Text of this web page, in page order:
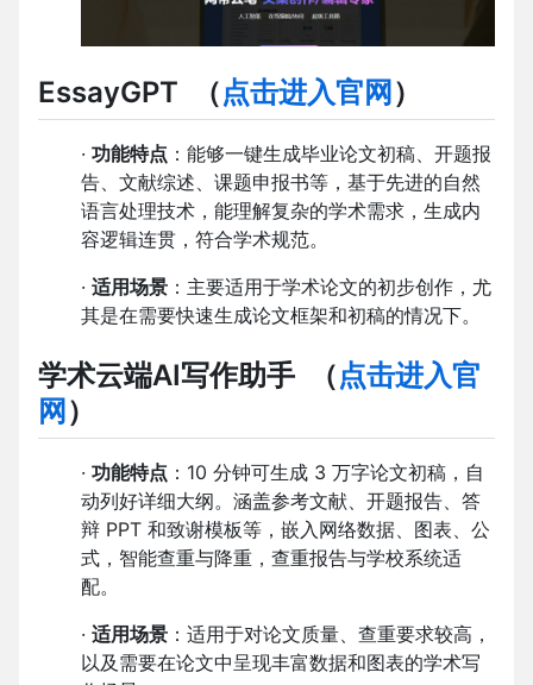
EssayGPT （点击进入官网 ）
· 功能特点 ：能够一键生成毕业论文初稿、开题报
告、文献综述、课题申报书等，基于先进的自然
语言处理技术，能理解复杂的学术需求，生成内
容逻辑连贯，符合学术规范。
· 适用场景 ：主要适用于学术论文的初步创作，尤
其是在需要快速生成论文框架和初稿的情况下。
学术云端AI写作助手 （点击进入官
网 ）
· 功能特点 ：10 分钟可生成 3 万字论文初稿，自
动列好详细大纲。涵盖参考文献、开题报告、答
辩 PPT 和致谢模板等，嵌入网络数据、图表、公
式，智能查重与降重，查重报告与学校系统适
配。
· 适用场景 ：适用于对论文质量、查重要求较高，
以及需要在论文中呈现丰富数据和图表的学术写